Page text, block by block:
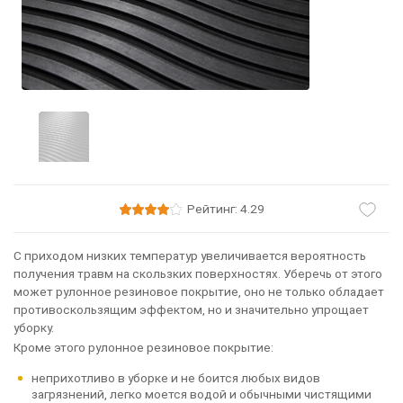
Рейтинг: 4.29
С приходом низких температур увеличивается вероятность
получения травм на скользких поверхностях. Уберечь от этого
может рулонное резиновое покрытие, оно не только обладает
противоскользящим эффектом, но и значительно упрощает
уборку.
Кроме этого рулонное резиновое покрытие:
неприхотливо в уборке и не боится любых видов
загрязнений, легко моется водой и обычными чистящими